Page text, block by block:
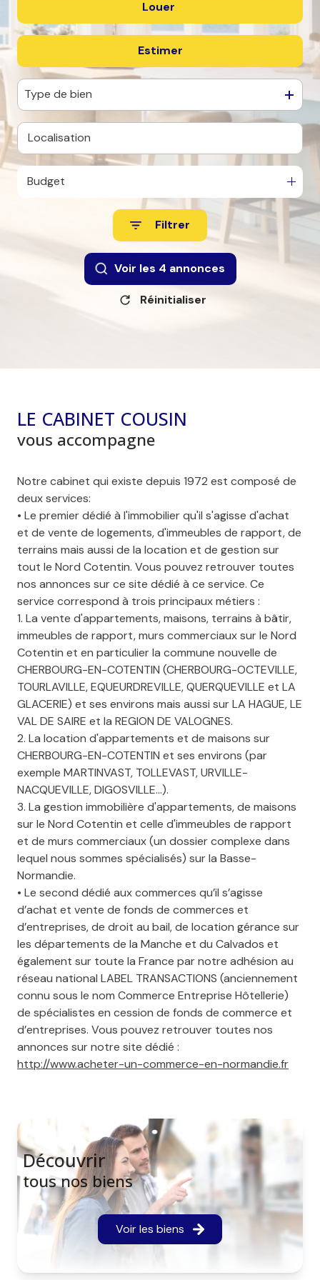
Commerce /
Immobilier
professionnel
Louer
Estimer
Type de bien
Budget
Filtrer
Voir les 4 annonces
Réinitialiser
Découvrir
tous nos biens
Voir les biens
LE CABINET COUSIN
vous accompagne
Notre cabinet qui existe depuis 1972 est composé de
deux services:
• Le premier dédié à l'immobilier qu'il s'agisse d'achat
et de vente de logements, d'immeubles de rapport, de
terrains mais aussi de la location et de gestion sur
tout le Nord Cotentin. Vous pouvez retrouver toutes
nos annonces sur ce site dédié à ce service. Ce
service correspond à trois principaux métiers :
1. La vente d'appartements, maisons, terrains à bâtir,
immeubles de rapport, murs commerciaux sur le Nord
Cotentin et en particulier la commune nouvelle de
CHERBOURG-EN-COTENTIN (CHERBOURG-OCTEVILLE,
TOURLAVILLE, EQUEURDREVILLE, QUERQUEVILLE et LA
GLACERIE) et ses environs mais aussi sur LA HAGUE, LE
VAL DE SAIRE et la REGION DE VALOGNES.
2. La location d'appartements et de maisons sur
CHERBOURG-EN-COTENTIN et ses environs (par
exemple MARTINVAST, TOLLEVAST, URVILLE-
NACQUEVILLE, DIGOSVILLE...).
3. La gestion immobilière d'appartements, de maisons
sur le Nord Cotentin et celle d'immeubles de rapport
et de murs commerciaux (un dossier complexe dans
lequel nous sommes spécialisés) sur la Basse-
Normandie.
• Le second dédié aux commerces qu’il s’agisse
d’achat et vente de fonds de commerces et
d’entreprises, de droit au bail, de location gérance sur
les départements de la Manche et du Calvados et
également sur toute la France par notre adhésion au
réseau national LABEL TRANSACTIONS (anciennement
connu sous le nom Commerce Entreprise Hôtellerie)
de spécialistes en cession de fonds de commerce et
d’entreprises. Vous pouvez retrouver toutes nos
annonces sur notre site dédié :
http://www.acheter-un-commerce-en-normandie.fr